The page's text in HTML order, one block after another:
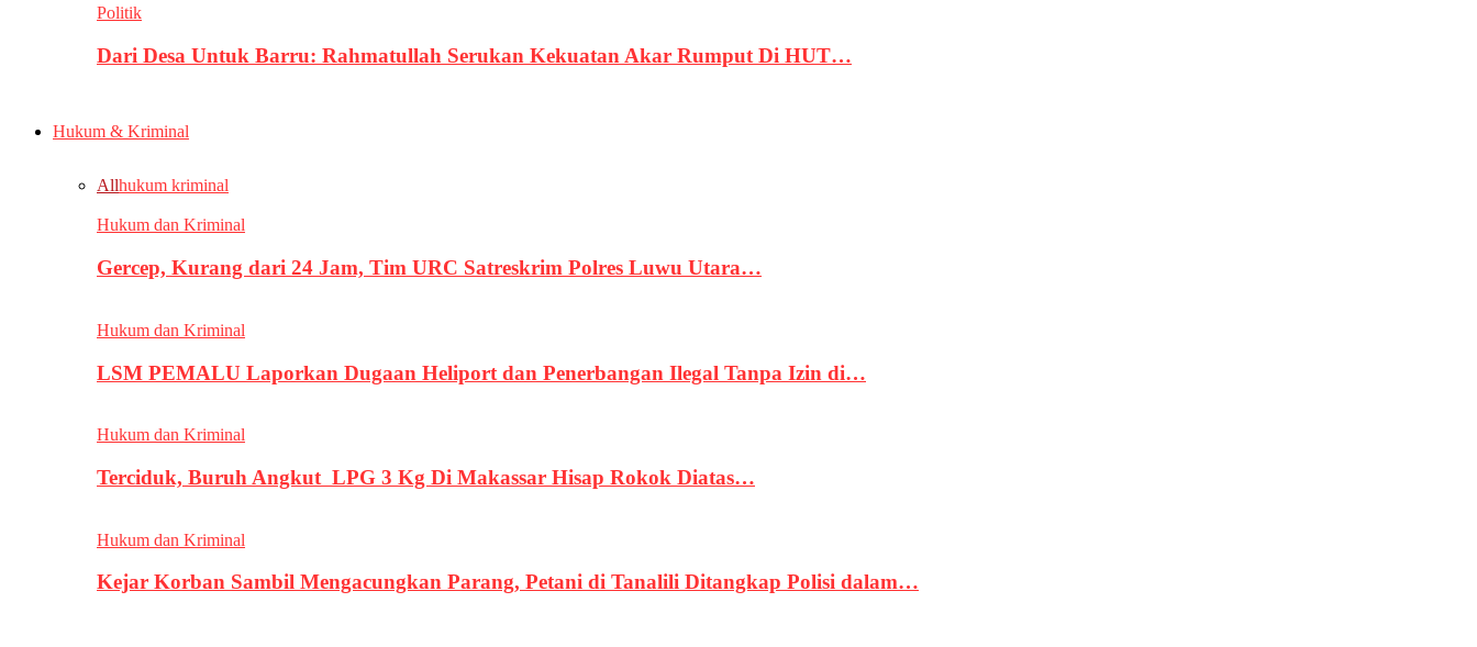
Politik
Dari Desa Untuk Barru: Rahmatullah Serukan Kekuatan Akar Rumput Di HUT…
Hukum & Kriminal
Allhukum kriminal
Hukum dan Kriminal
Gercep, Kurang dari 24 Jam, Tim URC Satreskrim Polres Luwu Utara…
Hukum dan Kriminal
LSM PEMALU Laporkan Dugaan Heliport dan Penerbangan Ilegal Tanpa Izin di…
Hukum dan Kriminal
Terciduk, Buruh Angkut LPG 3 Kg Di Makassar Hisap Rokok Diatas…
Hukum dan Kriminal
Kejar Korban Sambil Mengacungkan Parang, Petani di Tanalili Ditangkap Polisi dalam…